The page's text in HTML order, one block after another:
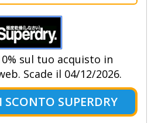
sul tuo acquisto in
Scade il 04/12/2026.
SUPERDRY